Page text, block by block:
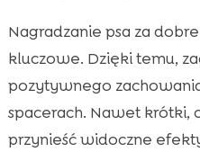
Nagradzanie psa za
kluczowe. Dzięki temu,
pozytywnego
spacerach. Nawet krótki,
przynieść widoczne